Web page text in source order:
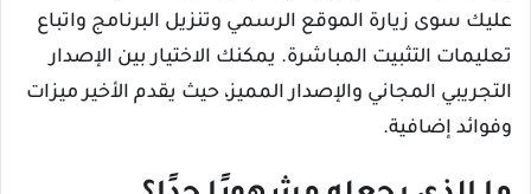
عليك سوى زيارة الموقع الرسمي وتنزيل البرنامج واتباع
تعليمات التثبيت المباشرة. يمكنك الاختيار بين الإصدار
التجريبي المجاني والإصدار المميز، حيث يقدم الأخير ميزات
وفوائد إضافية.